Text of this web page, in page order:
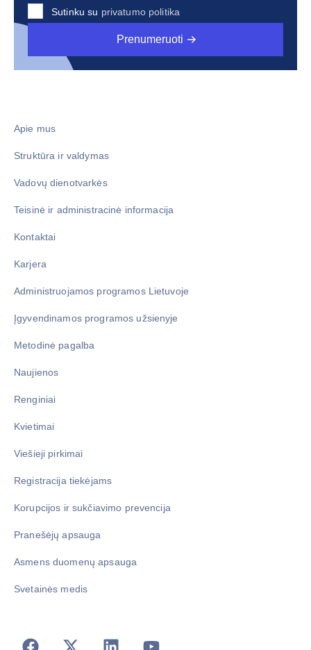
Sutinku su privatumo politika
Prenumeruoti
Apie mus
Struktūra ir valdymas
Vadovų dienotvarkės
Teisinė ir administracinė informacija
Kontaktai
Karjera
Administruojamos programos Lietuvoje
Įgyvendinamos programos užsienyje
Metodinė pagalba
Naujienos
Renginiai
Kvietimai
Viešieji pirkimai
Registracija tiekėjams
Korupcijos ir sukčiavimo prevencija
Pranešėjų apsauga
Asmens duomenų apsauga
Svetainės medis